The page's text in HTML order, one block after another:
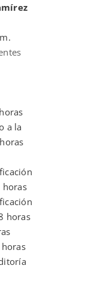
a la
horas
horas